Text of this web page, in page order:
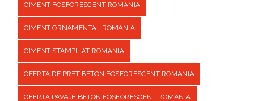
CIMENT FOSFORESCENT ROMANIA
CIMENT ORNAMENTAL ROMANIA
CIMENT STAMPILAT ROMANIA
OFERTA DE PRET BETON FOSFORESCENT ROMANIA
OFERTA PAVAJE BETON FOSFORESCENT ROMANIA